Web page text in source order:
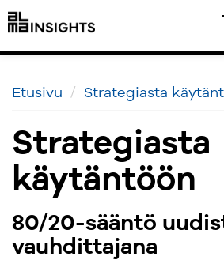
Etusivu Strategiasta
Strategiasta
käytäntöön
80/20-sääntö
vauhdittajana